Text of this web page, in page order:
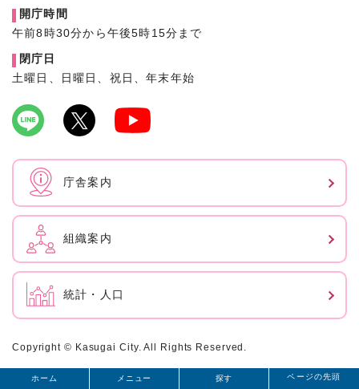
メニュー
ホーム 探す ページの先頭
開庁時間
午前8時30分から午後5時15分まで
閉庁日
土曜日、日曜日、祝日、年末年始
庁舎案内
組織案内
統計・人口
Copyright © Kasugai City. All Rights Reserved.